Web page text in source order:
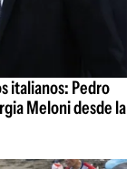
italianos: Pedro
Meloni desde la